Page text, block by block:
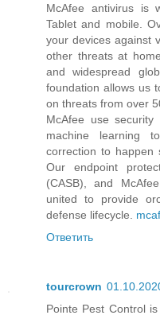
McAfee antivirus is
Tablet and mobile.
your devices against
other threats at
and widespread
foundation allows us
on threats from over
McAfee use security
machine learning
correction to happen
Our endpoint
(CASB), and
united to provide
defense lifecycle.
Ответить
tourcrown
Pointe Pest Control